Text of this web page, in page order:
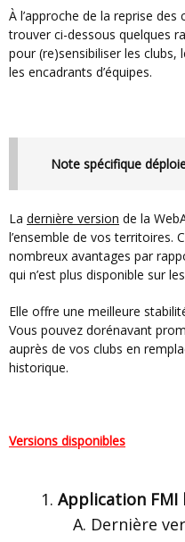
À l’approche de la reprise des compétitions 2025-2026, veuillez
trouver ci-dessous quelques
pour (re)sensibiliser les clubs,
les encadrants d’équipes.
Note spécifique
La dernière version de la
l’ensemble de vos territoires.
nombreux avantages par
qui n’est plus disponible sur
Elle offre une meilleure stabilité et des fonctionnalités optimisées.
Vous pouvez dorénavant
auprès de vos clubs en
historique.
Versions disponibles
Application
Dernière